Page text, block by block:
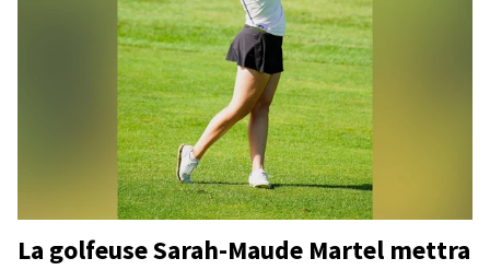
La golfeuse Sarah-Maude Martel mettra